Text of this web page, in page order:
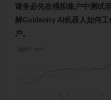
请务必先在模拟账户中测试
解Goldenity AI机器人如何
户。